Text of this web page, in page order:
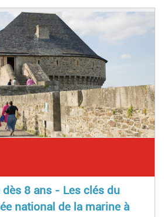
8 ans - Les clés du
national de la marine à